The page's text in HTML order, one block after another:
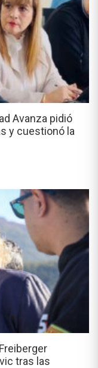
Avanza pidió
y cuestionó la
tras las